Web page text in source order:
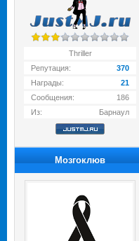
Thriller
Репутация:
370
Награды:
21
Сообщения:
186
Из:
Барнаул
Мозгоклюв